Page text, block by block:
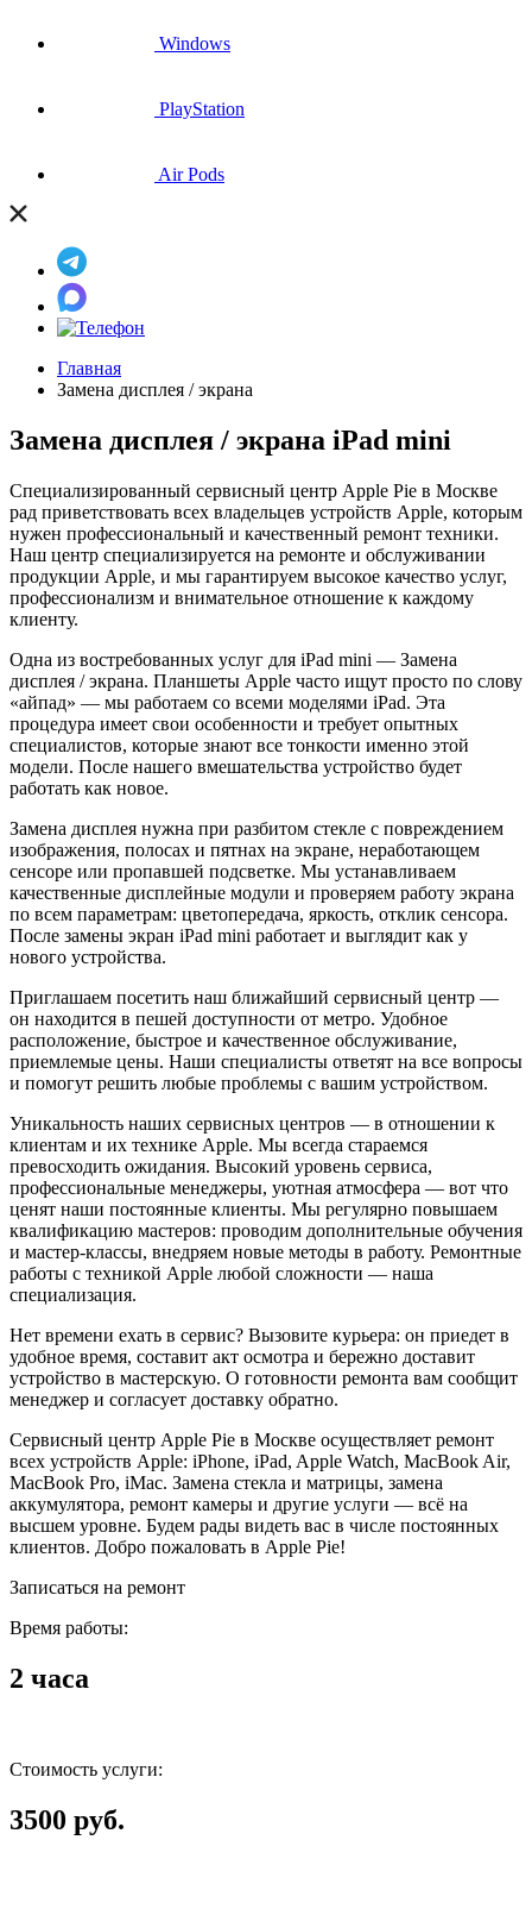
Windows
PlayStation
Air Pods
Главная
Замена дисплея / экрана
Замена дисплея / экрана iPad mini
Специализированный сервисный центр Apple Pie в Москве
рад приветствовать всех владельцев устройств Apple, которым
нужен профессиональный и качественный ремонт техники.
Наш центр специализируется на ремонте и обслуживании
продукции Apple, и мы гарантируем высокое качество услуг,
профессионализм и внимательное отношение к каждому
клиенту.
Одна из востребованных услуг для iPad mini — Замена
дисплея / экрана. Планшеты Apple часто ищут просто по слову
«айпад» — мы работаем со всеми моделями iPad. Эта
процедура имеет свои особенности и требует опытных
специалистов, которые знают все тонкости именно этой
модели. После нашего вмешательства устройство будет
работать как новое.
Замена дисплея нужна при разбитом стекле с повреждением
изображения, полосах и пятнах на экране, неработающем
сенсоре или пропавшей подсветке. Мы устанавливаем
качественные дисплейные модули и проверяем работу экрана
по всем параметрам: цветопередача, яркость, отклик сенсора.
После замены экран iPad mini работает и выглядит как у
нового устройства.
Приглашаем посетить наш ближайший сервисный центр —
он находится в пешей доступности от метро. Удобное
расположение, быстрое и качественное обслуживание,
приемлемые цены. Наши специалисты ответят на все вопросы
и помогут решить любые проблемы с вашим устройством.
Уникальность наших сервисных центров — в отношении к
клиентам и их технике Apple. Мы всегда стараемся
превосходить ожидания. Высокий уровень сервиса,
профессиональные менеджеры, уютная атмосфера — вот что
ценят наши постоянные клиенты. Мы регулярно повышаем
квалификацию мастеров: проводим дополнительные обучения
и мастер-классы, внедряем новые методы в работу. Ремонтные
работы с техникой Apple любой сложности — наша
специализация.
Нет времени ехать в сервис? Вызовите курьера: он приедет в
удобное время, составит акт осмотра и бережно доставит
устройство в мастерскую. О готовности ремонта вам сообщит
менеджер и согласует доставку обратно.
Сервисный центр Apple Pie в Москве осуществляет ремонт
всех устройств Apple: iPhone, iPad, Apple Watch, MacBook Air,
MacBook Pro, iMac. Замена стекла и матрицы, замена
аккумулятора, ремонт камеры и другие услуги — всё на
высшем уровне. Будем рады видеть вас в числе постоянных
клиентов. Добро пожаловать в Apple Pie!
Записаться на ремонт
Время работы:
2 часа
Стоимость услуги:
3500 руб.